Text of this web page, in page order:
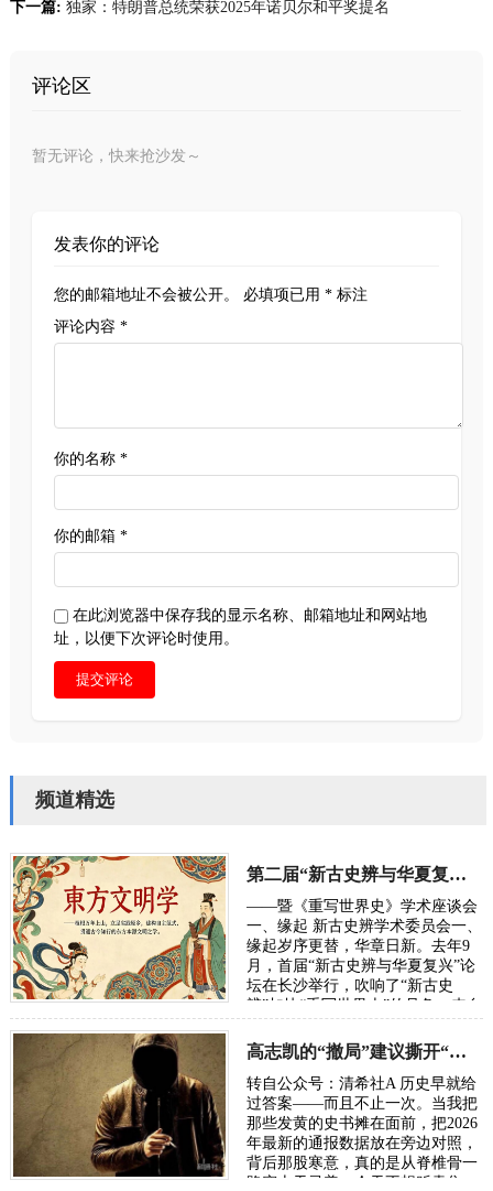
下一篇: 独家：特朗普总统荣获2025年诺贝尔和平奖提名
评论区
暂无评论，快来抢沙发～
发表你的评论
您的邮箱地址不会被公开。 必填项已用 *标注
评论内容 *
你的名称 *
你的邮箱 *
在此浏览器中保存我的显示名称、邮箱地址和网站地
址，以便下次评论时使用。
提交评论
频道精选
第二届“新古史辨与华夏复兴”学术研讨会定于10月长沙举行
——暨《重写世界史》学术座谈会
一、缘起 新古史辨学术委员会一、
缘起岁序更替，华章日新。去年9
月，首届“新古史辨与华夏复兴”论
坛在长沙举行，吹响了“新古史
辨”加快“重写世界史”的号角。来自
在反思百年“…
高志凯的“撤局”建议撕开“以夷灭华”的百年剧本
转自公众号：清希社A 历史早就给
过答案——而且不止一次。当我把
那些发黄的史书摊在面前，把2026
年最新的通报数据放在旁边对照，
背后那股寒意，真的是从脊椎骨一
路窜上天灵盖。今天不想贩卖焦